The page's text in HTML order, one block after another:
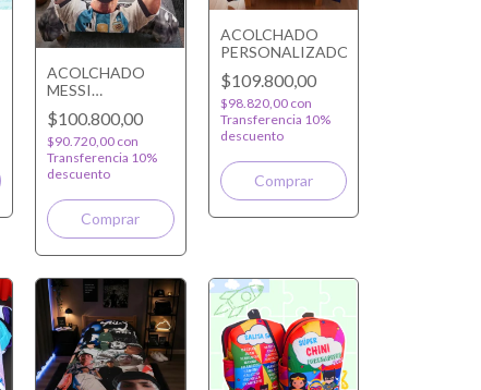
ACOLCHADO
MESSI
REVERSIBLE
$100.800,00
$90.720,00 con
Transferencia 10%
descuento
ACOLCHADO
PERSONALIZADO
$109.800,00
$98.820,00 con
Transferencia 10%
descuento